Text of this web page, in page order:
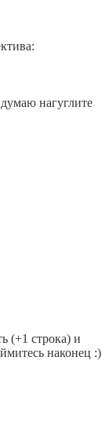
нагуглите
(+1 строка) и
наконец :)